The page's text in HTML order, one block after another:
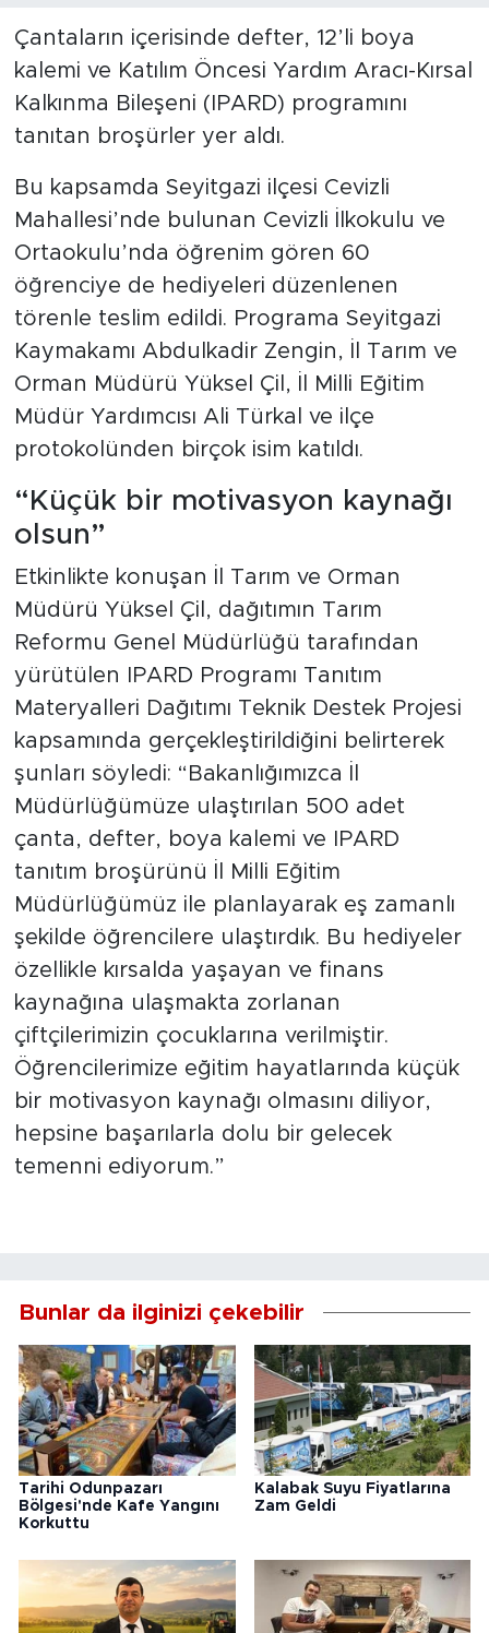
Çantaların içerisinde defter, 12’li boya
kalemi ve Katılım Öncesi Yardım Aracı-Kırsal
Kalkınma Bileşeni (IPARD) programını
tanıtan broşürler yer aldı.
Bu kapsamda Seyitgazi ilçesi Cevizli
Mahallesi’nde bulunan Cevizli İlkokulu ve
Ortaokulu’nda öğrenim gören 60
öğrenciye de hediyeleri düzenlenen
törenle teslim edildi. Programa Seyitgazi
Kaymakamı Abdulkadir Zengin, İl Tarım ve
Orman Müdürü Yüksel Çil, İl Milli Eğitim
Müdür Yardımcısı Ali Türkal ve ilçe
protokolünden birçok isim katıldı.
“Küçük bir motivasyon kaynağı
olsun”
Etkinlikte konuşan İl Tarım ve Orman
Müdürü Yüksel Çil, dağıtımın Tarım
Reformu Genel Müdürlüğü tarafından
yürütülen IPARD Programı Tanıtım
Materyalleri Dağıtımı Teknik Destek Projesi
kapsamında gerçekleştirildiğini belirterek
şunları söyledi: “Bakanlığımızca İl
Müdürlüğümüze ulaştırılan 500 adet
çanta, defter, boya kalemi ve IPARD
tanıtım broşürünü İl Milli Eğitim
Müdürlüğümüz ile planlayarak eş zamanlı
şekilde öğrencilere ulaştırdık. Bu hediyeler
özellikle kırsalda yaşayan ve finans
kaynağına ulaşmakta zorlanan
çiftçilerimizin çocuklarına verilmiştir.
Öğrencilerimize eğitim hayatlarında küçük
bir motivasyon kaynağı olmasını diliyor,
hepsine başarılarla dolu bir gelecek
temenni ediyorum.”
Bunlar da ilginizi çekebilir
Tarihi Odunpazarı
Bölgesi'nde Kafe Yangını
Korkuttu
Kalabak Suyu Fiyatlarına
Zam Geldi